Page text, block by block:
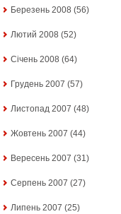
Березень 2008 (56)
Лютий 2008 (52)
Січень 2008 (64)
Грудень 2007 (57)
Листопад 2007 (48)
Жовтень 2007 (44)
Вересень 2007 (31)
Серпень 2007 (27)
Липень 2007 (25)